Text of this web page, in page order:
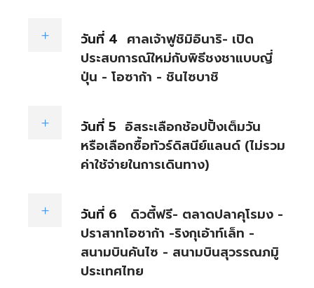
วันที่ 4 ศาลเจ้าฟูชิมิอินาริ- เปิด
ประสบการณ์ใหม่กับพิธีชงชาแบบญี่
ปุ่น - โอซาก้า - ชินไซบาชิ
วันที่ 5 อิสระเลือกช้อปปิ้งเต็มวัน
หรือเลือกซื้อทัวร์ดิสนีย์แลนด์ (ไม่รวม
ค่าใช้จ่ายในการเดินทาง)
วันที่ 6
ดิวตี้ฟรี- ตลาดปลาคุโรมง -
ปราสาทโอซาก้า -ริงกุเอ้าท์เล็ท -
สนามบินคันไซ - สนามบินสุวรรณภมูิ
ประเทศไทย